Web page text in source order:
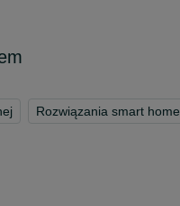
Rozwiązania smart home